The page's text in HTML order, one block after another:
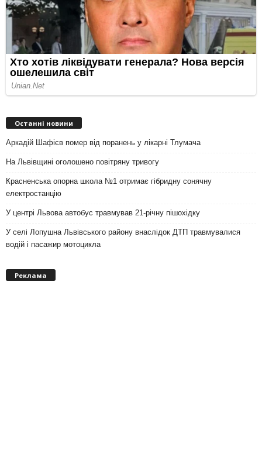
Останні новини
Аркадій Шафієв помер від поранень у лікарні Тлумача
На Львівщині оголошено повітряну тривогу
Красненська опорна школа №1 отримає гібридну сонячну
електростанцію
У центрі Львова автобус травмував 21-річну пішохідку
У селі Лопушна Львівського району внаслідок ДТП травмувалися
водій і пасажир мотоцикла
Реклама